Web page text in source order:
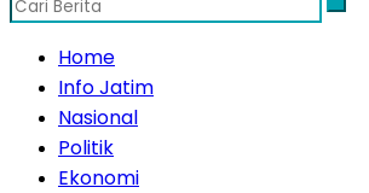
Home
Info Jatim
Nasional
Politik
Ekonomi